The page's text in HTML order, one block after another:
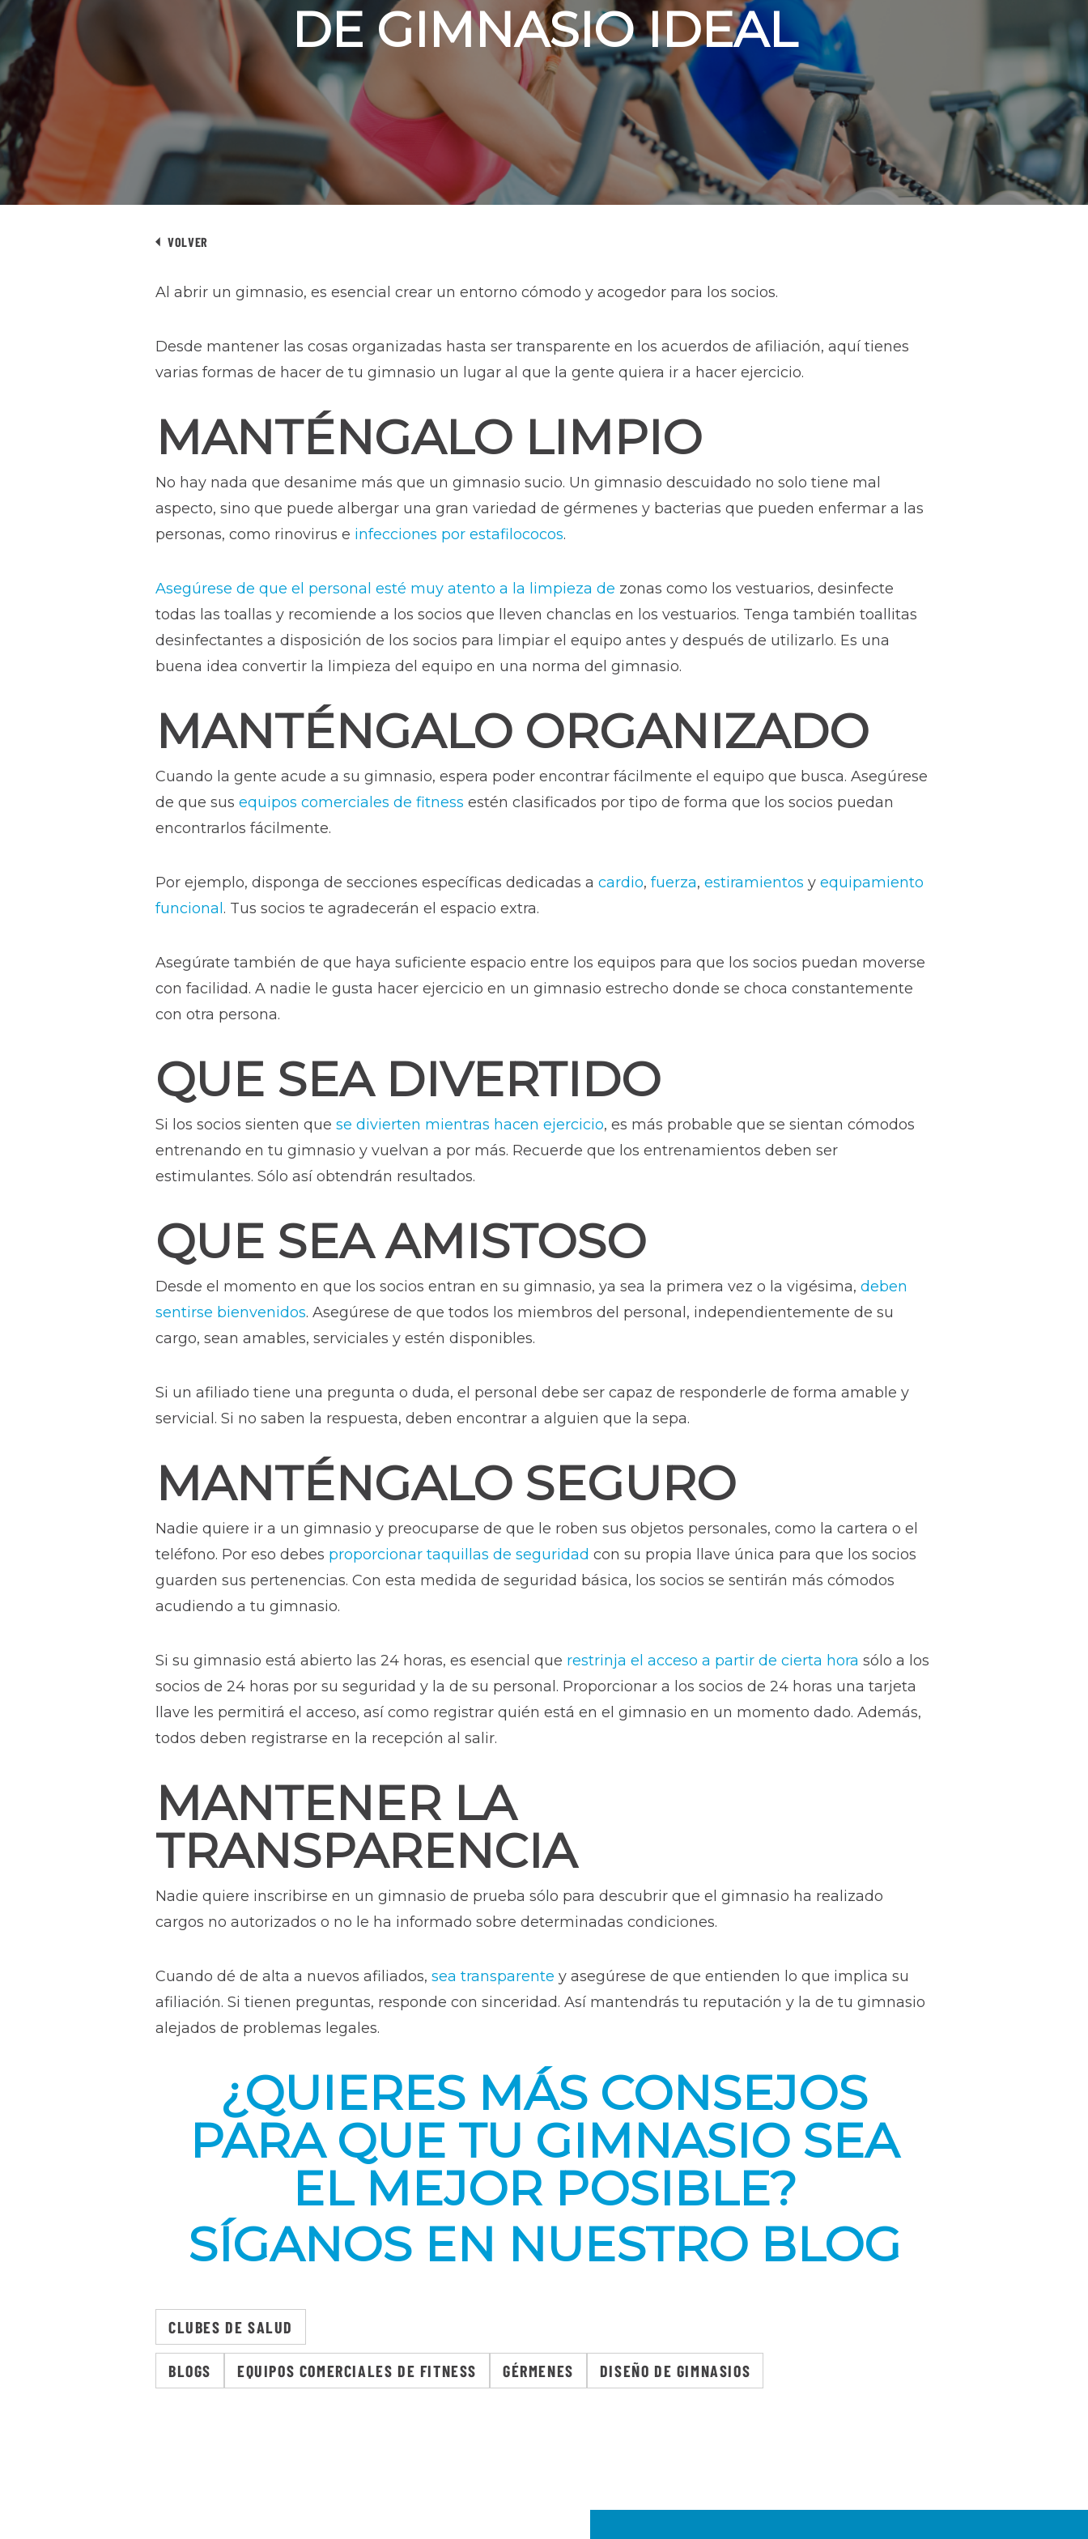
DE GIMNASIO IDEAL
VOLVER
Al abrir un gimnasio, es esencial crear un entorno cómodo y acogedor para los socios.
Desde mantener las cosas organizadas hasta ser transparente en los acuerdos de afiliación, aquí tienes
varias formas de hacer de tu gimnasio un lugar al que la gente quiera ir a hacer ejercicio.
MANTÉNGALO LIMPIO
No hay nada que desanime más que un gimnasio sucio. Un gimnasio descuidado no solo tiene mal
aspecto, sino que puede albergar una gran variedad de gérmenes y bacterias que pueden enfermar a las
personas, como rinovirus e infecciones por estafilococos.
Asegúrese de que el personal esté muy atento a la limpieza de zonas como los vestuarios, desinfecte
todas las toallas y recomiende a los socios que lleven chanclas en los vestuarios. Tenga también toallitas
desinfectantes a disposición de los socios para limpiar el equipo antes y después de utilizarlo. Es una
buena idea convertir la limpieza del equipo en una norma del gimnasio.
MANTÉNGALO ORGANIZADO
Cuando la gente acude a su gimnasio, espera poder encontrar fácilmente el equipo que busca. Asegúrese
de que sus equipos comerciales de fitness estén clasificados por tipo de forma que los socios puedan
encontrarlos fácilmente.
Por ejemplo, disponga de secciones específicas dedicadas a cardio, fuerza, estiramientos y equipamiento
funcional . Tus socios te agradecerán el espacio extra.
Asegúrate también de que haya suficiente espacio entre los equipos para que los socios puedan moverse
con facilidad. A nadie le gusta hacer ejercicio en un gimnasio estrecho donde se choca constantemente
con otra persona.
QUE SEA DIVERTIDO
Si los socios sienten que se divierten mientras hacen ejercicio, es más probable que se sientan cómodos
entrenando en tu gimnasio y vuelvan a por más. Recuerde que los entrenamientos deben ser
estimulantes. Sólo así obtendrán resultados.
QUE SEA AMISTOSO
Desde el momento en que los socios entran en su gimnasio, ya sea la primera vez o la vigésima, deben
sentirse bienvenidos. Asegúrese de que todos los miembros del personal, independientemente de su
cargo, sean amables, serviciales y estén disponibles.
Si un afiliado tiene una pregunta o duda, el personal debe ser capaz de responderle de forma amable y
servicial. Si no saben la respuesta, deben encontrar a alguien que la sepa.
MANTÉNGALO SEGURO
Nadie quiere ir a un gimnasio y preocuparse de que le roben sus objetos personales, como la cartera o el
teléfono. Por eso debes proporcionar taquillas de seguridad con su propia llave única para que los socios
guarden sus pertenencias. Con esta medida de seguridad básica, los socios se sentirán más cómodos
acudiendo a tu gimnasio.
Si su gimnasio está abierto las 24 horas, es esencial que restrinja el acceso a partir de cierta hora sólo a los
socios de 24 horas por su seguridad y la de su personal. Proporcionar a los socios de 24 horas una tarjeta
llave les permitirá el acceso, así como registrar quién está en el gimnasio en un momento dado. Además,
todos deben registrarse en la recepción al salir.
MANTENER LA
TRANSPARENCIA
Nadie quiere inscribirse en un gimnasio de prueba sólo para descubrir que el gimnasio ha realizado
cargos no autorizados o no le ha informado sobre determinadas condiciones.
Cuando dé de alta a nuevos afiliados, sea transparente y asegúrese de que entienden lo que implica su
afiliación. Si tienen preguntas, responde con sinceridad. Así mantendrás tu reputación y la de tu gimnasio
alejados de problemas legales.
¿QUIERES MÁS CONSEJOS
PARA QUE TU GIMNASIO SEA
EL MEJOR POSIBLE?
SÍGANOS EN NUESTRO BLOG
CLUBES DE SALUD
BLOGS EQUIPOS COMERCIALES DE FITNESS GÉRMENES DISEÑO DE GIMNASIOS